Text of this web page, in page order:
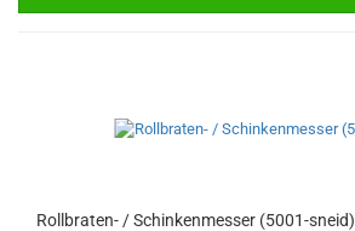
Rollbraten- / Schinkenmesser (5001-sneid)